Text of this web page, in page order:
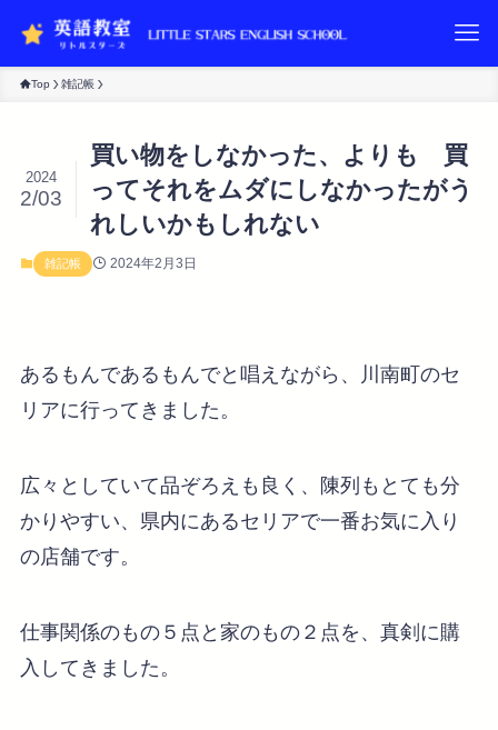
Top 雑記帳
買い物をしなかった、よりも 買
ってそれをムダにしなかったがう
れしいかもしれない
2024
2/03
雑記帳 2024年2月3日
あるもんであるもんでと唱えながら、川南町のセ
リアに行ってきました。
広々としていて品ぞろえも良く、陳列もとても分
かりやすい、県内にあるセリアで一番お気に入り
の店舗です。
仕事関係のもの５点と家のもの２点を、真剣に購
入してきました。